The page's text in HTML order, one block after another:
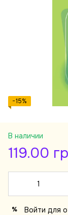
−15%
В наличии
119.00
% Войти для